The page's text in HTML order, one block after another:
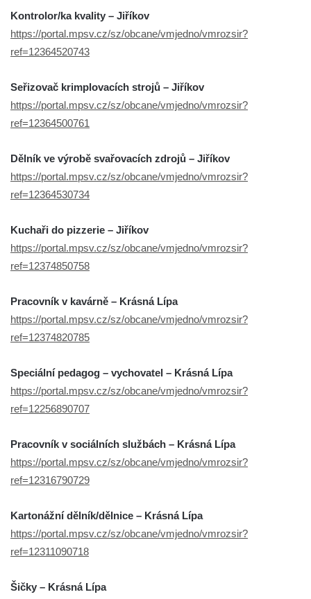
Kontrolor/ka kvality – Jiříkov
https://portal.mpsv.cz/sz/obcane/vmjedno/vmrozsir?
ref=12364520743
Seřizovač krimplovacích strojů – Jiříkov
https://portal.mpsv.cz/sz/obcane/vmjedno/vmrozsir?
ref=12364500761
Dělník ve výrobě svařovacích zdrojů – Jiříkov
https://portal.mpsv.cz/sz/obcane/vmjedno/vmrozsir?
ref=12364530734
Kuchaři do pizzerie – Jiříkov
https://portal.mpsv.cz/sz/obcane/vmjedno/vmrozsir?
ref=12374850758
Pracovník v kavárně – Krásná Lípa
https://portal.mpsv.cz/sz/obcane/vmjedno/vmrozsir?
ref=12374820785
Speciální pedagog – vychovatel – Krásná Lípa
https://portal.mpsv.cz/sz/obcane/vmjedno/vmrozsir?
ref=12256890707
Pracovník v sociálních službách – Krásná Lípa
https://portal.mpsv.cz/sz/obcane/vmjedno/vmrozsir?
ref=12316790729
Kartonážní dělník/dělnice – Krásná Lípa
https://portal.mpsv.cz/sz/obcane/vmjedno/vmrozsir?
ref=12311090718
Šičky – Krásná Lípa